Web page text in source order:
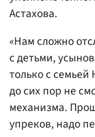
Астахова.
«Нам сложно
с детьми,
только с
до сих пор не
механизма.
упреков, надо